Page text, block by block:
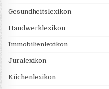
Gesundheitslexikon
Handwerklexikon
Immobilienlexikon
Juralexikon
Küchenlexikon